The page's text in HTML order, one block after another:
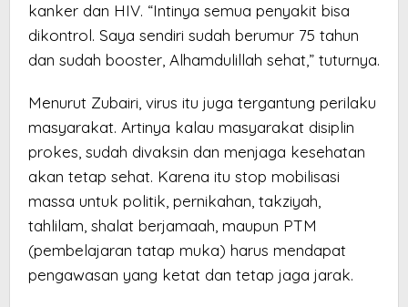
kanker dan HIV. “Intinya semua penyakit bisa
dikontrol. Saya sendiri sudah berumur 75 tahun
dan sudah booster, Alhamdulillah sehat,” tuturnya.
Menurut Zubairi, virus itu juga tergantung perilaku
masyarakat. Artinya kalau masyarakat disiplin
prokes, sudah divaksin dan menjaga kesehatan
akan tetap sehat. Karena itu stop mobilisasi
massa untuk politik, pernikahan, takziyah,
tahlilam, shalat berjamaah, maupun PTM
(pembelajaran tatap muka) harus mendapat
pengawasan yang ketat dan tetap jaga jarak.